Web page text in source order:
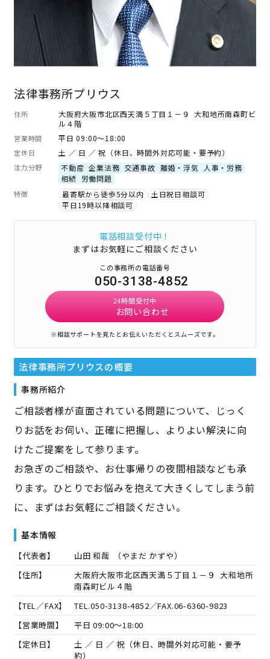
法律事務所プリウス
住所
大阪府大阪市北区西天満５丁目１－９ 大和地所南森町ビ
ル４階
営業時間 平日 09:00～18:00
定休日 土 ／ 日 ／ 祝（休日、時間外対応可能・要予約）
注力分野 不動産 企業法務 交通事故 離婚・浮気
人事・労務
相続 労働問題
特徴 最寄駅から徒歩5分以内
土日祝日相談可
平日19時以降相談可
電話相談受付中！
まずはお気軽にご相談ください
この事務所の電話番号
050-3138-4852
24時間受付中
お問い合わせ
※相談サポートを見たとお伝えいただくとスムーズです。
法律事務所プリウスの概要
事務所紹介
ご相談者様が直面されている問題について、じっく
りお話をお伺い、正確に把握し、よりよい解決に向
けたご提案をして参ります。
お急ぎのご相談や、お仕事帰りの夜間相談なども承
ります。ひとりでお悩みを抱えて大きくしてしまう前
に、まずはお気軽にご相談ください。
基本情報
【代表者】 山田 和哉 （やまだ かずや）
【住所】
大阪府大阪市北区西天満５丁目１－９ 大和地所
南森町ビル４階
【TEL／FAX】
TEL.050-3138-4852／FAX.06-6360-9823
【営業時間】
平日 09:00～18:00
【定休日】
土 ／ 日 ／ 祝（休日、時間外対応可能・要予
約）